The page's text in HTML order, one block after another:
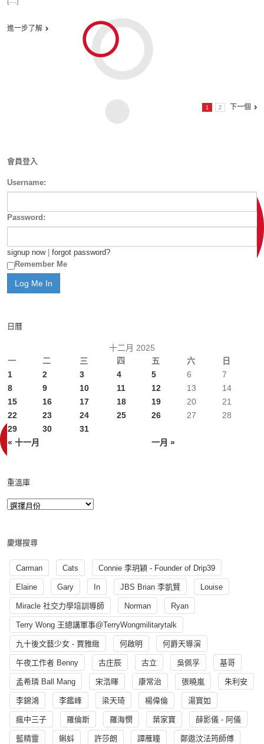
進一步了解
1 2 下一個
會員登入
Username:
Password:
signup now| forgot password?
Remember Me
日曆
十二月 2025
一
二 三 四 五 六 日
« 十一月 一月 »
1 2 3 4 5 6
7
8
9 10 11 12 13
14
15
16 17 18 19 20
21
22
23 24 25 26 27
28
29
30 31
重溫庫
慶爆搜尋
Carman Cats Connie 李玥穎 - Founder of Drip39
Elaine Gary In JBS Brian 李凱賢 Louise
Miracle 社交力學培訓導師 Norman Ryan
Terry Wong 王總講軍事@TerryWongmilitarytalk
九十後文藝少女 - 賈雅緻 何啟明 何爵天導演
午夜工作者 Benny 古庄辰 古立 吳佩孚 基哥
孟希璘 Ball Mang 宋浩暉 康常治 張曉嵐 朱利安
李錦鴻 李鑑峰 梁天琦 楊偉倫 湯寳如
瘋中三子 羅倫斯 羅海憫 葉家寶 薛影儀 - 阿儀
藍精靈 蝌蚪 許莎朗 譚雁瞳 鄭遨汶法筠師傅